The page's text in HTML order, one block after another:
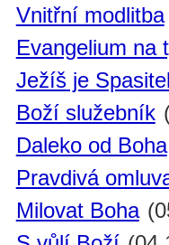
Vnitřní modlitba
Evangelium na
Ježíš je
Boží služebník
Daleko od Boha
Pravdivá
Milovat Boha